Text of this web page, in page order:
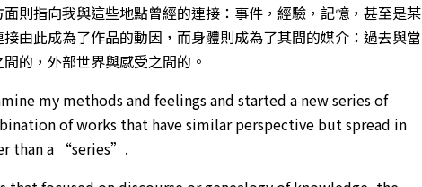
則指向我與這些地點曾經的連接：事件，經驗，記憶，甚至是某
由此成為了作品的動因，而身體則成為了其間的媒介：過去與當
的，外部世界與感受之間的。
my methods and feelings and started a new series of
of works that have similar perspective but spread in
than a “series”.